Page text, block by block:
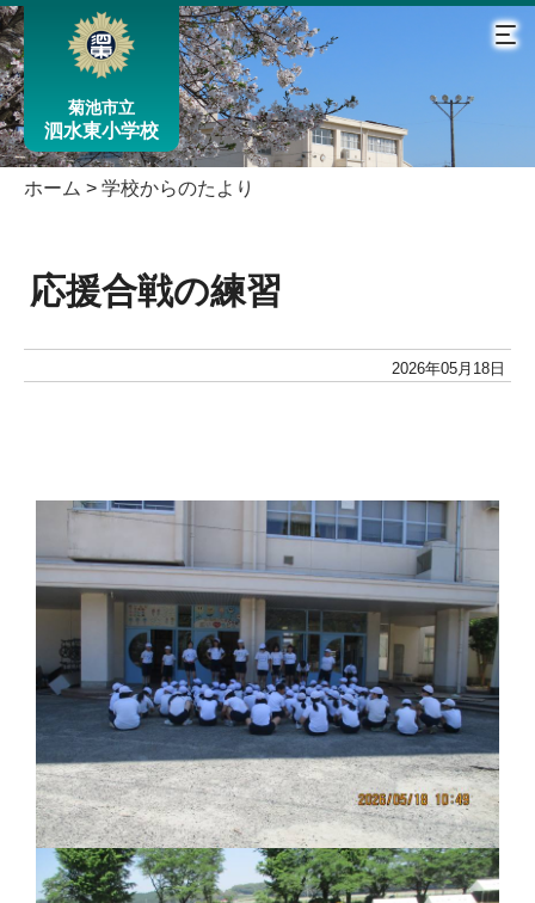
菊池市立
泗水東小学校
ホーム > 学校からのたより
応援合戦の練習
2026年05月18日